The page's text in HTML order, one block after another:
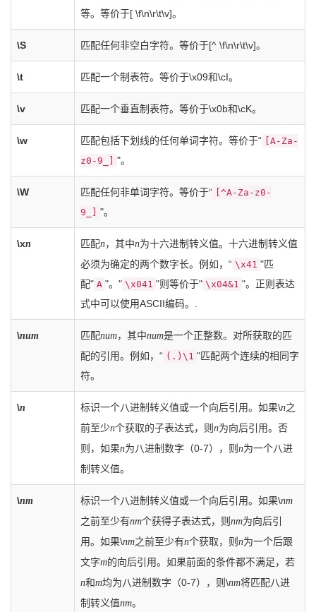
等。等价于[ \f\n\r\t\v]。
\S 匹配任何非空白字符。等价于[^ \f\n\r\t\v]。
\t 匹配一个制表符。等价于\x09和\cI。
\v 匹配一个垂直制表符。等价于\x0b和\cK。
\w 匹配包括下划线的任何单词字符。等价于“
[A-Za-
z0-9_]
"。
\W 匹配任何非单词字符。等价于“
[^A-Za-z0-
9_]
"。
\xn 匹配n，其中n为十六进制转义值。十六进制转义值
必须为确定的两个数字长。例如，“ \x41 "匹
配" A "。" \x041 "则等价于" \x04&1 "。正则表达
式中可以使用ASCII编码。.
\num 匹配num，其中num是一个正整数。对所获取的匹
配的引用。例如，“ (.)\1 "匹配两个连续的相同字
符。
\n 标识一个八进制转义值或一个向后引用。如果\n之
前至少n个获取的子表达式，则 n为向后引用。否
则，如果n为八进制数字（0-7），则 n为一个八进
制转义值。
\nm 标识一个八进制转义值或一个向后引用。如果\nm
之前至少有nm个获得子表达式，则 nm为向后引
用。如果\nm之前至少有n个获取，则 n为一个后跟
文字m的向后引用。如果前面的条件都不满足，若
n和m均为八进制数字（0-7），则\nm将匹配八进
制转义值nm。